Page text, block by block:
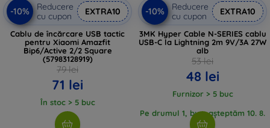
-10%
Reducere
cu cupon
EXTRA10
Cablu de încărcare USB tactic
pentru Xiaomi Amazfit
Bip6/Active 2/2 Square
(57983128919)
79 lei
71 lei
În stoc > 5 buc
-10%
Reducere
cu cupon
EXTRA10
3MK Hyper Cable N-SERIES cablu
USB-C la Lightning 2m 9V/3A 27W
alb
53 lei
48 lei
Furnizor > 5 buc
Pe drumul 1, buc, așteptăm 10. 8.
2026